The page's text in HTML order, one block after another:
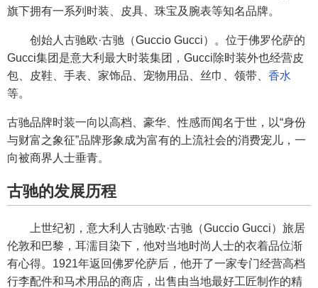
旗下拥有一系列时装、皮具、珠宝及腕表等知名品牌。
创始人古驰欧·古驰（Guccio Gucci）。位于佛罗伦萨的
Gucci集团是意大利最大时装集团，Gucci除时装外也经营皮
包、皮鞋、手表、家饰品、宠物用品、丝巾、领带、 香水
等。
古驰品牌时装一向以高档、豪华、性感而闻名于世，以“身份
与财富之象征”品牌形象成为富有的上流社会的消费宠儿，一
向被商界人士垂青。
古驰的发展历程
上世纪初，意大利人古驰欧·古驰（Guccio Gucci）旅居
伦敦和巴黎，耳濡目染下，他对当地时尚人士的衣着品位渐
有心得。1921年返回佛罗伦萨后，他开了一家专门经营高档
行李配件和马术用品的商店，出售由当地最好工匠制作的精